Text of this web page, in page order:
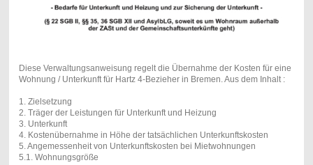
Diese Verwaltungsanweisung regelt die Übernahme der Kosten für eine
Wohnung / Unterkunft für Hartz 4-Bezieher in Bremen. Aus dem Inhalt :
1. Zielsetzung
2. Träger der Leistungen für Unterkunft und Heizung
3. Unterkunft
4. Kostenübernahme in Höhe der tatsächlichen Unterkunftskosten
5. Angemessenheit von Unterkunftskosten bei Mietwohnungen
5.1. Wohnungsgröße